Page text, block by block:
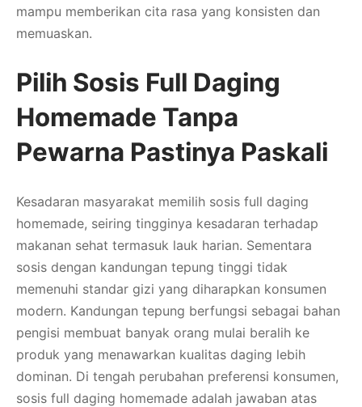
mampu memberikan cita rasa yang konsisten dan
memuaskan.
Pilih Sosis Full Daging
Homemade Tanpa
Pewarna Pastinya Paskali
Kesadaran masyarakat memilih sosis full daging
homemade, seiring tingginya kesadaran terhadap
makanan sehat termasuk lauk harian. Sementara
sosis dengan kandungan tepung tinggi tidak
memenuhi standar gizi yang diharapkan konsumen
modern. Kandungan tepung berfungsi sebagai bahan
pengisi membuat banyak orang mulai beralih ke
produk yang menawarkan kualitas daging lebih
dominan. Di tengah perubahan preferensi konsumen,
sosis full daging homemade adalah jawaban atas